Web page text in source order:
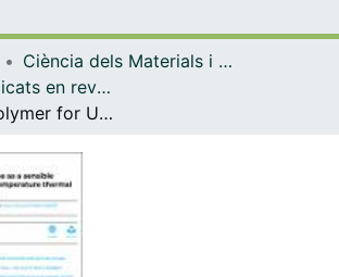
Navega per tot el DD
Com publicar
Contacte
Ciència dels Materials i Química Física
Articles publicats en revistes (Ciència dels Materials i Química Física)
Novel Geopolymer for Use as a Sensible Storage Option in High Temperature Thermal Energy Storage Systems